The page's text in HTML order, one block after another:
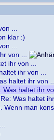
...
klar :)
...
von ...
ihr von ...
ihr von ...
haltet ihr von ...
Was haltet ihr
Re: Was haltet ihr
Wenn man